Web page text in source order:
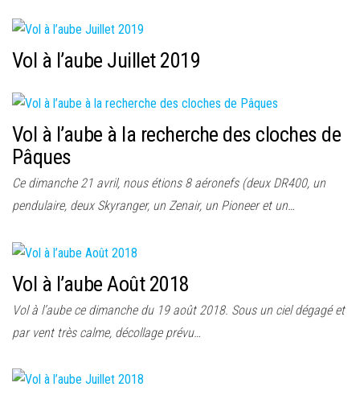
Vol à l’aube Juillet 2019
Vol à l’aube à la recherche des cloches de
Pâques
Ce dimanche 21 avril, nous étions 8 aéronefs (deux DR400, un
pendulaire, deux Skyranger, un Zenair, un Pioneer et un…
Vol à l’aube Août 2018
Vol à l’aube ce dimanche du 19 août 2018. Sous un ciel dégagé et
par vent très calme, décollage prévu…